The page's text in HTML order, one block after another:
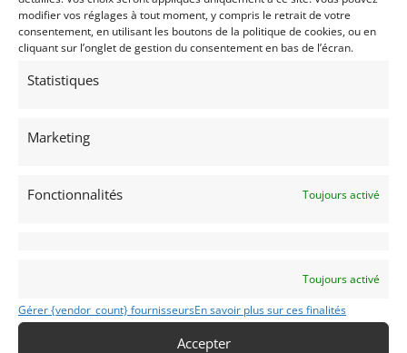
modifier vos réglages à tout moment, y compris le retrait de votre
consentement, en utilisant les boutons de la politique de cookies, ou en
cliquant sur l’onglet de gestion du consentement en bas de l’écran.
Statistiques
Marketing
Fonctionnalités Toujours activé
Toujours activé
Gérer {vendor_count} fournisseursEn savoir plus sur ces finalités
Accepter
Passeport ASN Numéro Extrait
Publié: 28 novembre 2019 (il y a 7 ans)